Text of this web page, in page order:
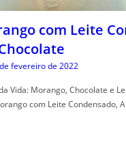
com Leite
fevereiro de 2022
Vida: Morango, Chocolate e
com Leite Condensado,